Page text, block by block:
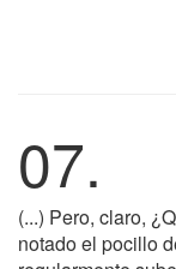
07.
(...) Pero, claro,
notado el pocillo